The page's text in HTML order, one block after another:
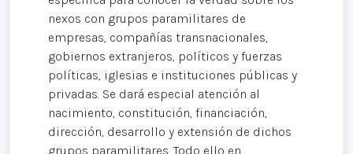
nexos con grupos paramilitares de
empresas, compañías transnacionales,
gobiernos extranjeros, políticos y fuerzas
políticas, iglesias e instituciones públicas y
privadas. Se dará especial atención al
nacimiento, constitución, financiación,
dirección, desarrollo y extensión de dichos
grupos paramilitares. Todo ello en